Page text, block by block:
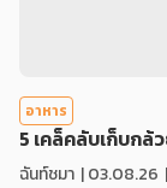
อาหาร
5 เคล็คลับเก็บกล้
ฉันท์ชมา |03.08.26